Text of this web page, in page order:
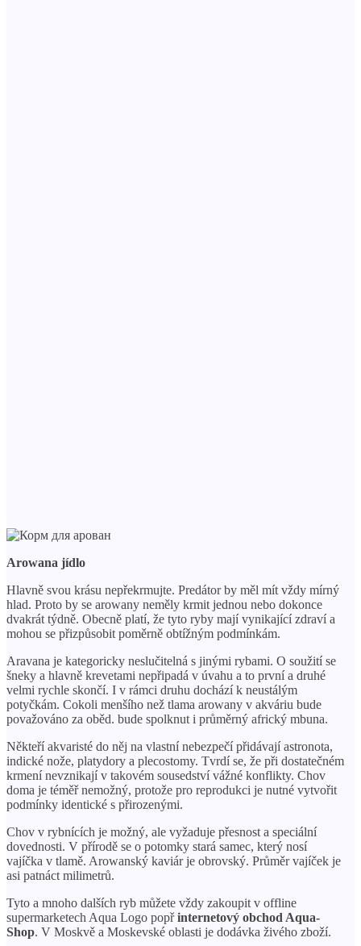
Arowana jídlo
Hlavně svou krásu nepřekrmujte. Predátor by měl mít vždy mírný
hlad. Proto by se arowany neměly krmit jednou nebo dokonce
dvakrát týdně. Obecně platí, že tyto ryby mají vynikající zdraví a
mohou se přizpůsobit poměrně obtížným podmínkám.
Aravana je kategoricky neslučitelná s jinými rybami. O soužití se
šneky a hlavně krevetami nepřipadá v úvahu a to první a druhé
velmi rychle skončí. I v rámci druhu dochází k neustálým
potyčkám. Cokoli menšího než tlama arowany v akváriu bude
považováno za oběd. bude spolknut i průměrný africký mbuna.
Někteří akvaristé do něj na vlastní nebezpečí přidávají astronota,
indické nože, platydory a plecostomy. Tvrdí se, že při dostatečném
krmení nevznikají v takovém sousedství vážné konflikty. Chov
doma je téměř nemožný, protože pro reprodukci je nutné vytvořit
podmínky identické s přirozenými.
Chov v rybnících je možný, ale vyžaduje přesnost a speciální
dovednosti. V přírodě se o potomky stará samec, který nosí
vajíčka v tlamě. Arowanský kaviár je obrovský. Průměr vajíček je
asi patnáct milimetrů.
Tyto a mnoho dalších ryb můžete vždy zakoupit v offline
supermarketech Aqua Logo popřinternetový obchod Aqua-
Shop. V Moskvě a Moskevské oblasti je dodávka živého zboží.